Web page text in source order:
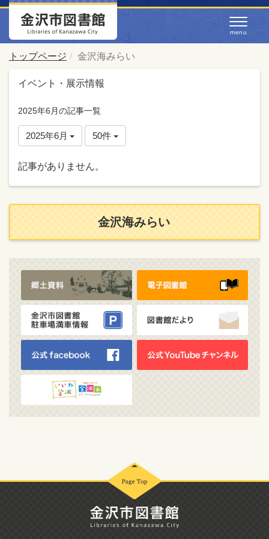
トップページ 金沢海みらい
イベント・展示情報
2025年6月の記事一覧
2025年6月 50件
記事がありません。
金沢海みらい